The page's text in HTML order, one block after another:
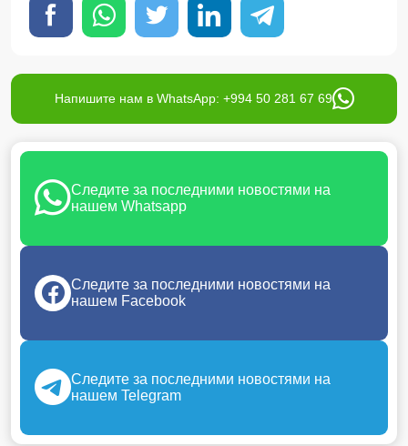
Напишите нам в WhatsApp: +994 50 281 67 69
Следите за последними новостями на
нашем Whatsapp
Следите за последними новостями на
нашем Facebook
Следите за последними новостями на
нашем Telegram